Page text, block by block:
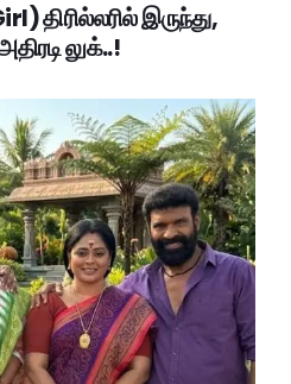
திரில்லரில் இருந்து,
லுக்..!